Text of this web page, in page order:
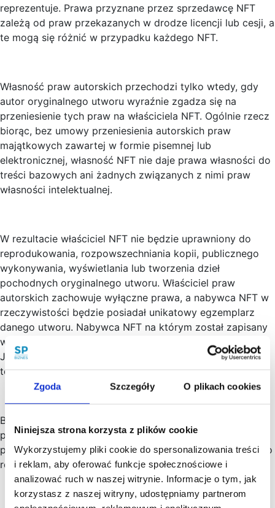
Zgoda Szczegóły O plikach cookies
Niniejsza strona korzysta z plików cookie
Wykorzystujemy pliki cookie do spersonalizowania treści
i reklam, aby oferować funkcje społecznościowe i
analizować ruch w naszej witrynie. Informacje o tym, jak
korzystasz z naszej witryny, udostępniamy partnerom
reprezentuje. Prawa przyznane przez sprzedawcę NFT
zależą od praw przekazanych w drodze licencji lub cesji, a
te mogą się różnić w przypadku każdego NFT.
Własność praw autorskich przechodzi tylko wtedy, gdy
autor oryginalnego utworu wyraźnie zgadza się na
przeniesienie tych praw na właściciela NFT. Ogólnie rzecz
biorąc, bez umowy przeniesienia autorskich praw
majątkowych zawartej w formie pisemnej lub
elektronicznej, własność NFT nie daje prawa własności do
treści bazowych ani żadnych związanych z nimi praw
własności intelektualnej.
W rezultacie właściciel NFT nie będzie uprawniony do
reprodukowania, rozpowszechniania kopii, publicznego
wykonywania, wyświetlania lub tworzenia dzieł
pochodnych oryginalnego utworu. Właściciel praw
autorskich zachowuje wyłączne prawa, a nabywca NFT w
rzeczywistości będzie posiadał unikatowy egzemplarz
danego utworu. Nabywca NFT na którym został zapisany
wcześniej wspomniany tweet współzałożyciela Twittera –
Jacka Dorsey, nie będzie posiadał praw autorskich do
tekstu tweeta, a jedynie jego elektroniczną kopię.
Biorąc pod uwagę, że umowa przeniesienia autorskich
praw majątkowych musi być zawarta w formie pisemnej
pod rygorem nieważności, może to spowodować różnego
rodzaju praktyczne problemy.